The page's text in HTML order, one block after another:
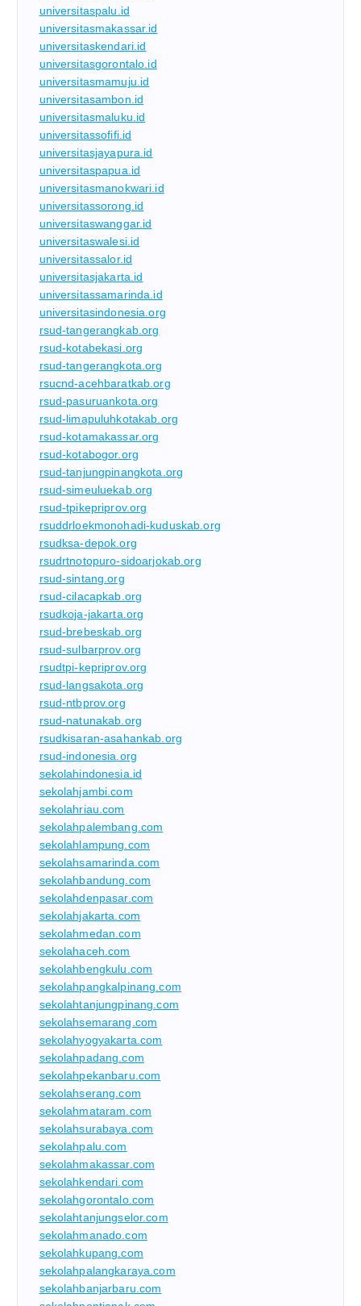
universitaspalu.id
universitasmakassar.id
universitaskendari.id
universitasgorontalo.id
universitasmamuju.id
universitasambon.id
universitasmaluku.id
universitassofifi.id
universitasjayapura.id
universitaspapua.id
universitasmanokwari.id
universitassorong.id
universitaswanggar.id
universitaswalesi.id
universitassalor.id
universitasjakarta.id
universitassamarinda.id
universitasindonesia.org
rsud-tangerangkab.org
rsud-kotabekasi.org
rsud-tangerangkota.org
rsucnd-acehbaratkab.org
rsud-pasuruankota.org
rsud-limapuluhkotakab.org
rsud-kotamakassar.org
rsud-kotabogor.org
rsud-tanjungpinangkota.org
rsud-simeuluekab.org
rsud-tpikepriprov.org
rsuddrloekmonohadi-kuduskab.org
rsudksa-depok.org
rsudrtnotopuro-sidoarjokab.org
rsud-sintang.org
rsud-cilacapkab.org
rsudkoja-jakarta.org
rsud-brebeskab.org
rsud-sulbarprov.org
rsudtpi-kepriprov.org
rsud-langsakota.org
rsud-ntbprov.org
rsud-natunakab.org
rsudkisaran-asahankab.org
rsud-indonesia.org
sekolahindonesia.id
sekolahjambi.com
sekolahriau.com
sekolahpalembang.com
sekolahlampung.com
sekolahsamarinda.com
sekolahbandung.com
sekolahdenpasar.com
sekolahjakarta.com
sekolahmedan.com
sekolahaceh.com
sekolahbengkulu.com
sekolahpangkalpinang.com
sekolahtanjungpinang.com
sekolahsemarang.com
sekolahyogyakarta.com
sekolahpadang.com
sekolahpekanbaru.com
sekolahserang.com
sekolahmataram.com
sekolahsurabaya.com
sekolahpalu.com
sekolahmakassar.com
sekolahkendari.com
sekolahgorontalo.com
sekolahtanjungselor.com
sekolahmanado.com
sekolahkupang.com
sekolahpalangkaraya.com
sekolahbanjarbaru.com